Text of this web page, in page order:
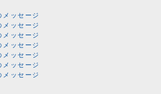
ッセージ
ッセージ
ッセージ
ッセージ
ッセージ
ッセージ
ッセージ